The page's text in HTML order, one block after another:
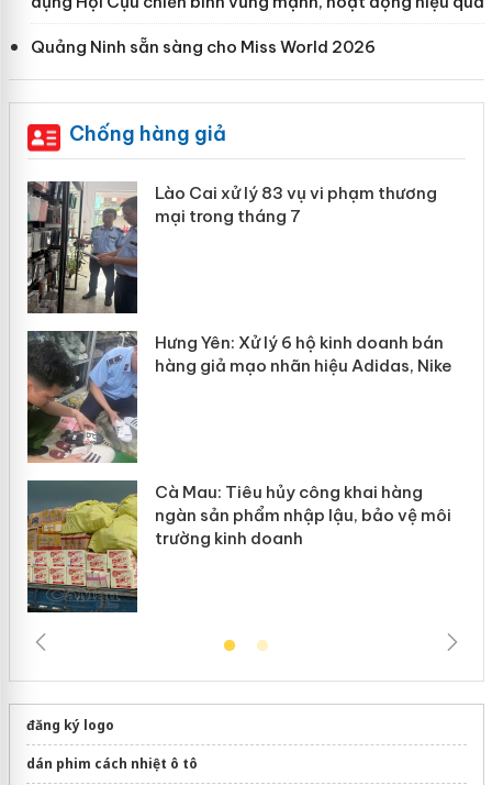
Quảng Ninh sẵn sàng cho Miss World 2026
Chống hàng giả
Lào Cai xử lý 83 vụ vi phạm thương
mại trong tháng 7
Hưng Yên: Xử lý 6 hộ kinh doanh bán
hàng giả mạo nhãn hiệu Adidas, Nike
Cà Mau: Tiêu hủy công khai hàng
ngàn sản phẩm nhập lậu, bảo vệ môi
trường kinh doanh
đăng ký logo
dán phim cách nhiệt ô tô